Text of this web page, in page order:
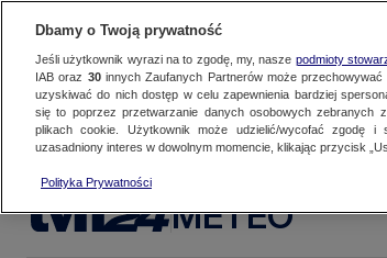
METEO
Dbamy o Twoją prywatność
Jeśli użytkownik wyrazi na to zgodę, my, nasze podmioty
IAB oraz 30innych Zaufanych Partnerów może
uzyskiwać do nich dostęp w celu zapewnienia bardziej
się to poprzez przetwarzanie danych osobowych zebranych
plikach cookie. Użytkownik może udzielić/wycofać zgodę
uzasadniony interes w dowolnym momencie, klikając przycisk
Polityka Prywatności